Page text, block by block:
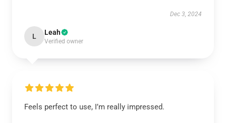
Dec 3, 2024
L Leah
Verified owner
Feels perfect to use, I’m really impressed.